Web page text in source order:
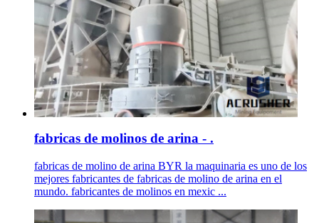
fabricas de molinos de arina - .
fabricas de molino de arina BYR la maquinaria es uno de los
mejores fabricantes de fabricas de molino de arina en el
mundo. fabricantes de molinos en mexic ...